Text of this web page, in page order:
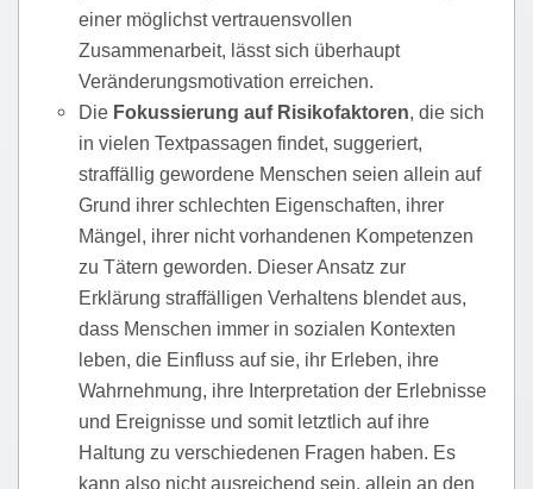
einer möglichst vertrauensvollen
Zusammenarbeit, lässt sich überhaupt
Veränderungsmotivation erreichen.
Die Fokussierung auf Risikofaktoren, die sich
in vielen Textpassagen findet, suggeriert,
straffällig gewordene Menschen seien allein auf
Grund ihrer schlechten Eigenschaften, ihrer
Mängel, ihrer nicht vorhandenen Kompetenzen
zu Tätern geworden. Dieser Ansatz zur
Erklärung straffälligen Verhaltens blendet aus,
dass Menschen immer in sozialen Kontexten
leben, die Einfluss auf sie, ihr Erleben, ihre
Wahrnehmung, ihre Interpretation der Erlebnisse
und Ereignisse und somit letztlich auf ihre
Haltung zu verschiedenen Fragen haben. Es
kann also nicht ausreichend sein, allein an den